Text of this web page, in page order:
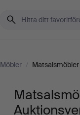
Möbler / Matsalsmöbler